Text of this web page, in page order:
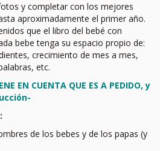
y completar con los mejores
aproximadamente el primer año.
que el libro del bebé con
bebe tenga su espacio propio de:
crecimiento de mes a mes,
etc.
EN CUENTA QUE ES A PEDIDO, y
de los bebes y de los papas (y